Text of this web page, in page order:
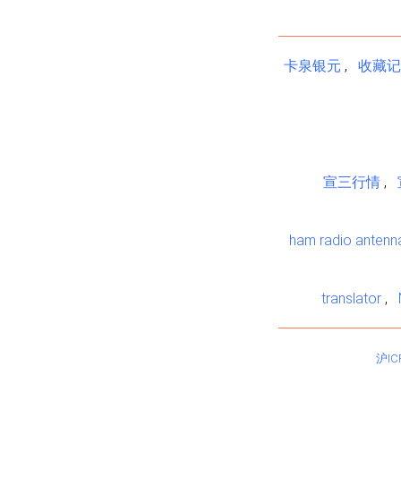
卡泉银元 , 收藏
宣三行情 ,
ham radio
translator,
沪